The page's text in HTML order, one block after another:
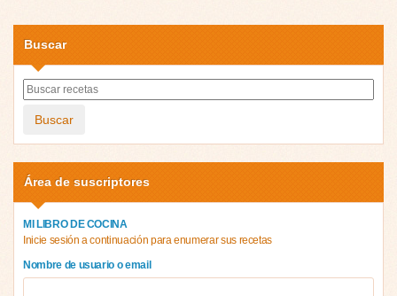
Buscar
Buscar
Área de suscriptores
MI LIBRO DE COCINA
Inicie sesión a continuación para enumerar sus recetas
Nombre de usuario o email